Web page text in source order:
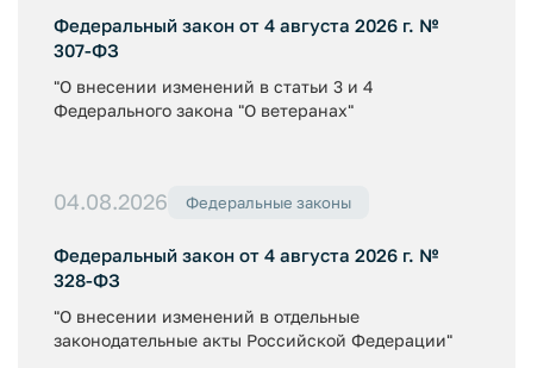
Федеральный закон от 4 августа 2026 г. №
307-ФЗ
"О внесении изменений в статьи 3 и 4
Федерального закона "О ветеранах"
04.08.2026 Федеральные законы
Федеральный закон от 4 августа 2026 г. №
328-ФЗ
"О внесении изменений в отдельные
законодательные акты Российской Федерации"